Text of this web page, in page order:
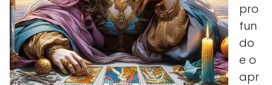
pro
fun
do
e o
apr